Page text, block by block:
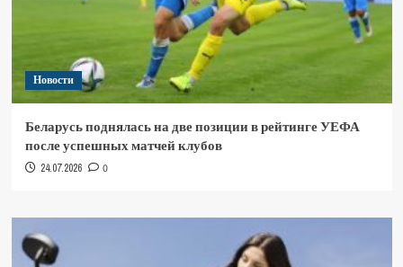
Новости
Беларусь поднялась на две позиции в рейтинге УЕФА
после успешных матчей клубов
24.07.2026 0